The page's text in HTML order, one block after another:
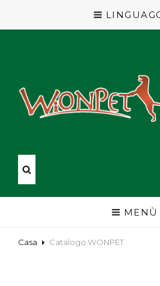
MENÙ
Casa Catalogo WONPET